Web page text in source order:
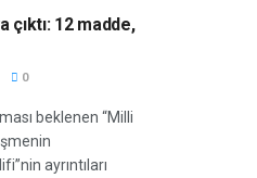
12 madde,
0
beklenen “Milli
ayrıntıları